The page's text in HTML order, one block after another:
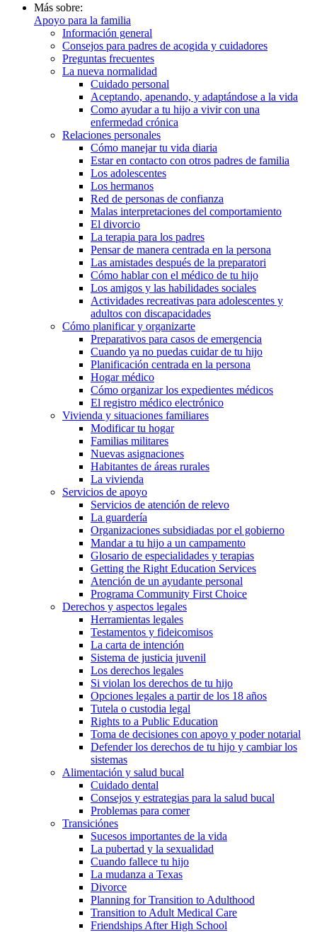
Más sobre:
Apoyo para la familia
Información general
Consejos para padres de acogida y cuidadores
Preguntas frecuentes
La nueva normalidad
Cuidado personal
Aceptando, apenando, y adaptándose a la vida
Como ayudar a tu hijo a vivir con una
enfermedad crónica
Relaciones personales
Cómo manejar tu vida diaria
Estar en contacto con otros padres de familia
Los adolescentes
Los hermanos
Red de personas de confianza
Malas interpretaciones del comportamiento
El divorcio
La terapia para los padres
Pensar de manera centrada en la persona
Las amistades después de la preparatori
Cómo hablar con el médico de tu hijo
Los amigos y las habilidades sociales
Actividades recreativas para adolescentes y
adultos con discapacidades
Cómo planificar y organizarte
Preparativos para casos de emergencia
Cuando ya no puedas cuidar de tu hijo
Planificación centrada en la persona
Hogar médico
Cómo organizar los expedientes médicos
El registro médico electrónico
Vivienda y situaciones familiares
Modificar tu hogar
Familias militares
Nuevas asignaciones
Habitantes de áreas rurales
La vivienda
Servicios de apoyo
Servicios de atención de relevo
La guardería
Organizaciones subsidiadas por el gobierno
Mandar a tu hijo a un campamento
Glosario de especialidades y terapias
Getting the Right Education Services
Atención de un ayudante personal
Programa Community First Choice
Derechos y aspectos legales
Herramientas legales
Testamentos y fideicomisos
La carta de intención
Sistema de justicia juvenil
Los derechos legales
Si violan los derechos de tu hijo
Opciones legales a partir de los 18 años
Tutela o custodia legal
Rights to a Public Education
Toma de decisiones con apoyo y poder notarial
Defender los derechos de tu hijo y cambiar los
sistemas
Alimentación y salud bucal
Cuidado dental
Consejos y estrategias para la salud bucal
Problemas para comer
Transiciónes
Sucesos importantes de la vida
La pubertad y la sexualidad
Cuando fallece tu hijo
La mudanza a Texas
Divorce
Planning for Transition to Adulthood
Transition to Adult Medical Care
Friendships After High School